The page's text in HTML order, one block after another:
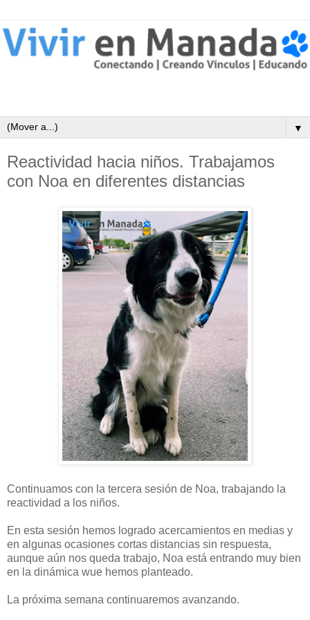
▼
Reactividad hacia niños. Trabajamos
con Noa en diferentes distancias
Continuamos con la tercera sesión de Noa, trabajando la
reactividad a los niños.
En esta sesión hemos logrado acercamientos en medias y
en algunas ocasiones cortas distancias sin respuesta,
aunque aún nos queda trabajo, Noa está entrando muy bien
en la dinámica wue hemos planteado.
La próxima semana continuaremos avanzando.